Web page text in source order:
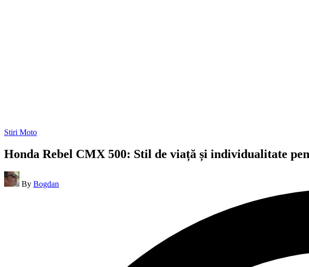
Posted
Stiri Moto
Honda Rebel CMX 500: Stil de viață și individualitate
Posted
by
By Bogdan